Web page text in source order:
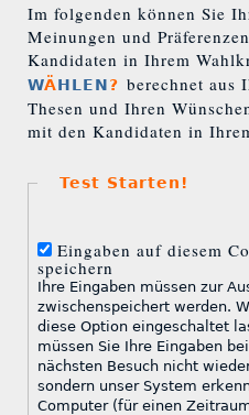
Im folgenden können Sie
Meinungen und
Kandidaten in Ihrem
WÄHLEN? berechnet aus
Thesen und Ihren
mit den Kandidaten in
Test Starten!
Eingaben auf diesem
speichern
Ihre Eingaben müssen zur
zwischenspeichert werden.
diese Option eingeschaltet
müssen Sie Ihre Eingaben beim
nächsten Besuch nicht
sondern unser System
Computer (für einen